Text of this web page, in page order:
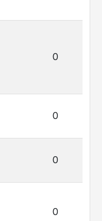
0
0
0
0